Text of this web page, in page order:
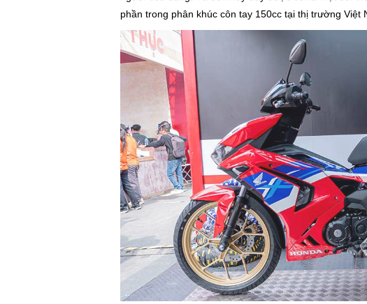
phần trong phân khúc côn tay 150cc tại thị trường Việt